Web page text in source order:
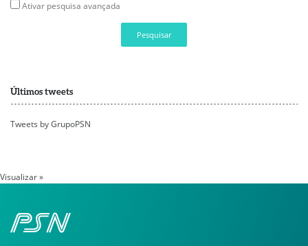
Ativar pesquisa avançada
Pesquisar
Últimos tweets
Tweets by GrupoPSN
Visualizar »